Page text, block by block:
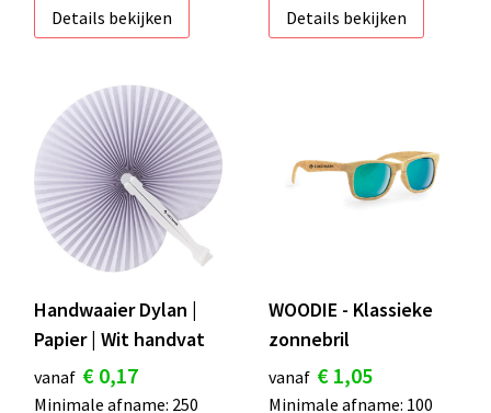
Details bekijken
Details bekijken
Handwaaier Dylan |
Papier | Wit handvat
vanaf € 0,17
Minimale afname: 250
WOODIE - Klassieke
zonnebril
vanaf € 1,05
Minimale afname: 100